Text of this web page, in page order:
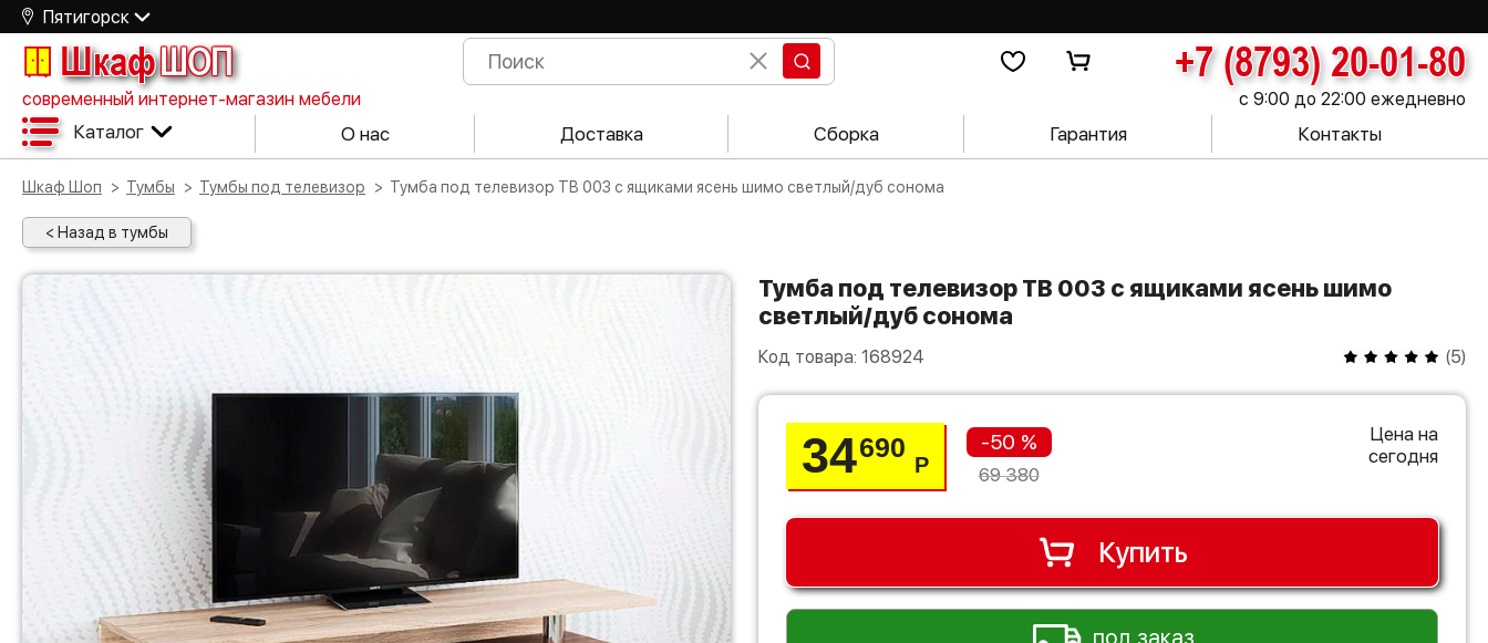
Пятигорск
ШкафШОП +7 (8793) 20-01-80
современный интернет-магазин мебели с 9:00 до 22:00 ежедневно
Каталог О нас Доставка Сборка Гарантия Контакты
Шкаф Шоп Тумбы Тумбы под телевизор Тумба под телевизор ТВ 003 с ящиками ясень шимо светлый/дуб сонома
< Назад в тумбы
Тумба под телевизор ТВ 003 с ящиками ясень шимо
светлый/дуб сонома
Код товара: 168924 (5)
34690
Р
-50 %
69 380
Цена на
сегодня
Купить
под заказ